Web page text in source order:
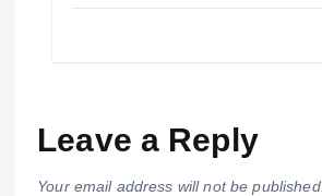
Leave a Reply
Your email address will not be published.